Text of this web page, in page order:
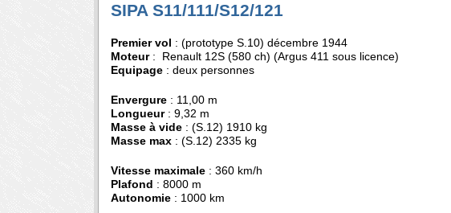
SIPA S11/111/S12/121
Premier vol : (prototype S.10) décembre 1944
Moteur : Renault 12S (580 ch) (Argus 411 sous licence)
Equipage : deux personnes
Envergure : 11,00 m
Longueur : 9,32 m
Masse à vide : (S.12) 1910 kg
Masse max : (S.12) 2335 kg
Vitesse maximale : 360 km/h
Plafond : 8000 m
Autonomie : 1000 km